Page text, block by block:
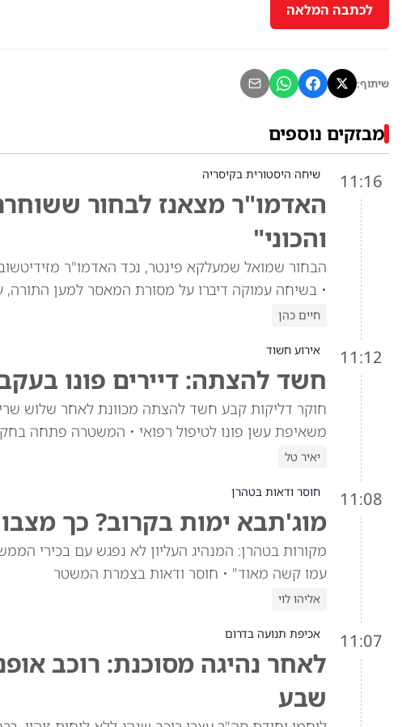
לכתבה המלאה
שיתוף:
מבזקים נוספים
11:16 שיחה היסטורית בקיסריה
האדמו"ר מצאנז לבחור
והכוני"
הבחור שמואל שמעלקא פינטר, נכד האדמו"ר
• בשיחה עמוקה דיברו על מסורת המאסר למען
חיים כהן
11:12 אירוע חשוד
חשד להצתה: דיירים פונו
חוקר דליקות קבע חשד להצתה מכוונת לאחר שלוש
משאיפת עשן פונו לטיפול רפואי • המשטרה פתחה
יאיר טל
11:08 חוסר ודאות בטהרן
מוג'תבא ימות בקרוב? כך
מקורות בטהרן: המנהיג העליון לא נפגש עם בכירי
עמו קשה מאוד" • חוסר ודאות בצמרת המשטר
אליהו לוי
11:07 אכיפת תנועה בדרום
לאחר נהיגה מסוכנת: רוכב
שבע